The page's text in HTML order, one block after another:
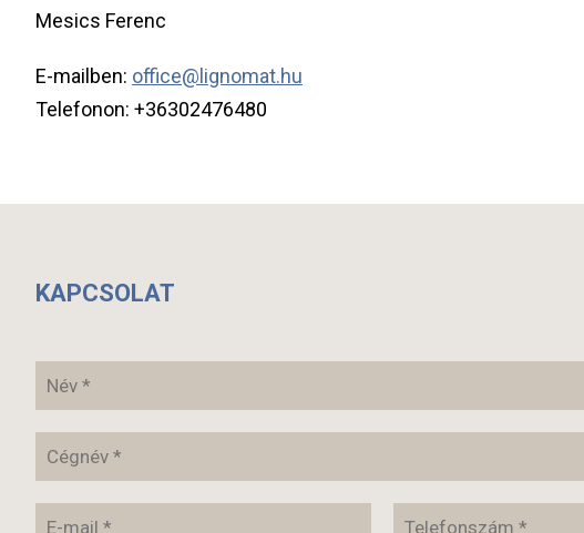
Mesics Ferenc
E-mailben: office@lignomat.hu
Telefonon: +36302476480
KAPCSOLAT